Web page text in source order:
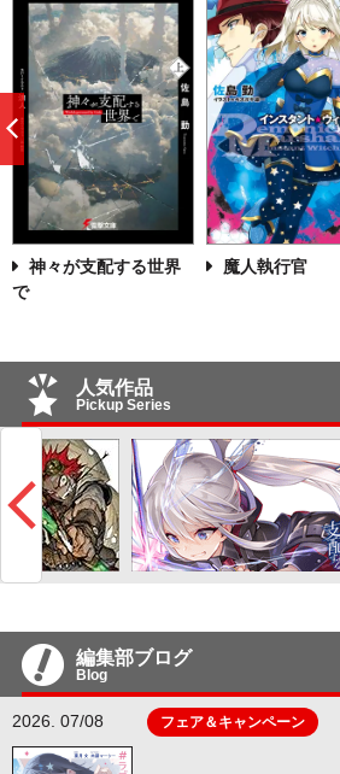
神々が支配する世界
で
魔人執行官
前
人気作品
Pickup Series
編集部ブログ
Blog
2026. 07/08 フェア＆キャンペーン